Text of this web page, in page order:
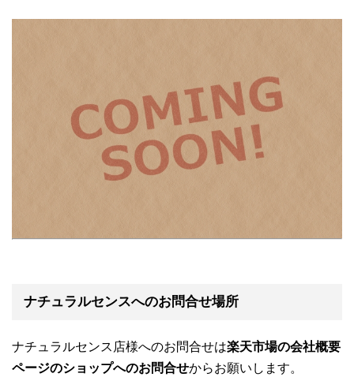
ナチュラルセンスへのお問合せ場所
ナチュラルセンス店様へのお問合せは楽天市場の会社概要
ページのショップへのお問合せからお願いします。